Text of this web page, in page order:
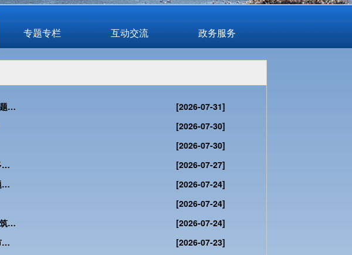
专题专栏 互动交流 政务服务
【县市动态】示范区城管执法大队：开展安全生产专题培训 筑牢城市安全防线
[2026-07-31]
[2026-07-30]
[2026-07-30]
走好“流程”优服务 做优“环境”促营商——市城管局多措并举优化营商环境
[2026-07-27]
一线察实情 精准提质效——党组书记、局长杨宸专题调研主城区环境卫生工作
[2026-07-24]
[2026-07-24]
【县市冬天】示范区城管执法大队：检查安全生产，筑牢安全防线
[2026-07-24]
用心用情处置热线诉求 实干担当书写为民答卷——市城管局抓实12345热线办理工作
[2026-07-23]